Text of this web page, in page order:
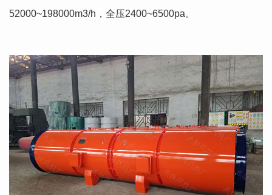
52000~198000m3/h，全压2400~6500pa。